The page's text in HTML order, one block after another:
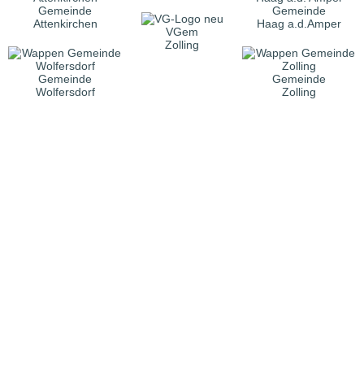
Gemeinde
Attenkirchen
VGem
Zolling
Gemeinde
Haag a.d.Amper
Gemeinde
Wolfersdorf
Gemeinde
Zolling